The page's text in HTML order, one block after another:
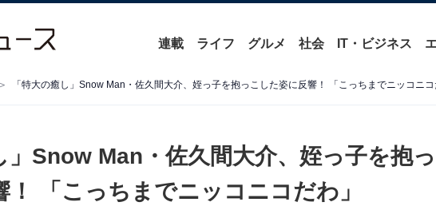
連載 ライフ グルメ 社会 IT・ビジネス
「特大の癒し」Snow Man・佐久間大介、姪っ子を抱っこした姿に反響！ 「こっちまでニッコニコ
」Snow Man・佐久間大介、姪っ子を抱
！ 「こっちまでニッコニコだわ」